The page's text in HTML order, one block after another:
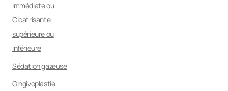
Immédiate ou
Cicatrisante
supérieure ou
inférieure
Sédation gazeuse
Gingivoplastie